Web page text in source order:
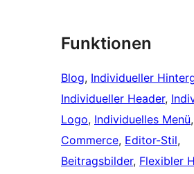
Funktionen
Blog, Individueller
Individueller Header,
Logo, Individuelles Menü,
Commerce, Editor-Stil
Beitragsbilder, Flexibler